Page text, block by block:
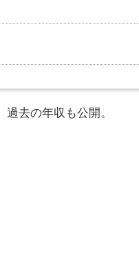
去の年収も公開。